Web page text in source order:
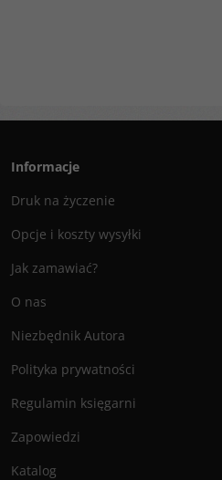
Informacje
Druk na życzenie
Opcje i koszty wysyłki
Jak zamawiać?
O nas
Niezbędnik Autora
Polityka prywatności
Regulamin księgarni
Zapowiedzi
Katalog